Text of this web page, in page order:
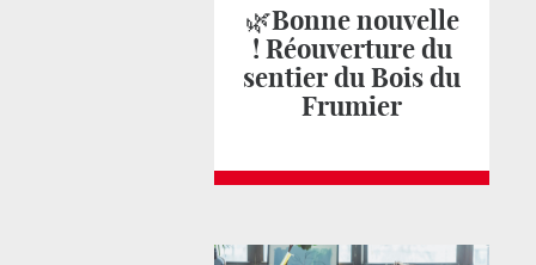
🌿Bonne nouvelle
! Réouverture du
sentier du Bois du
Frumier